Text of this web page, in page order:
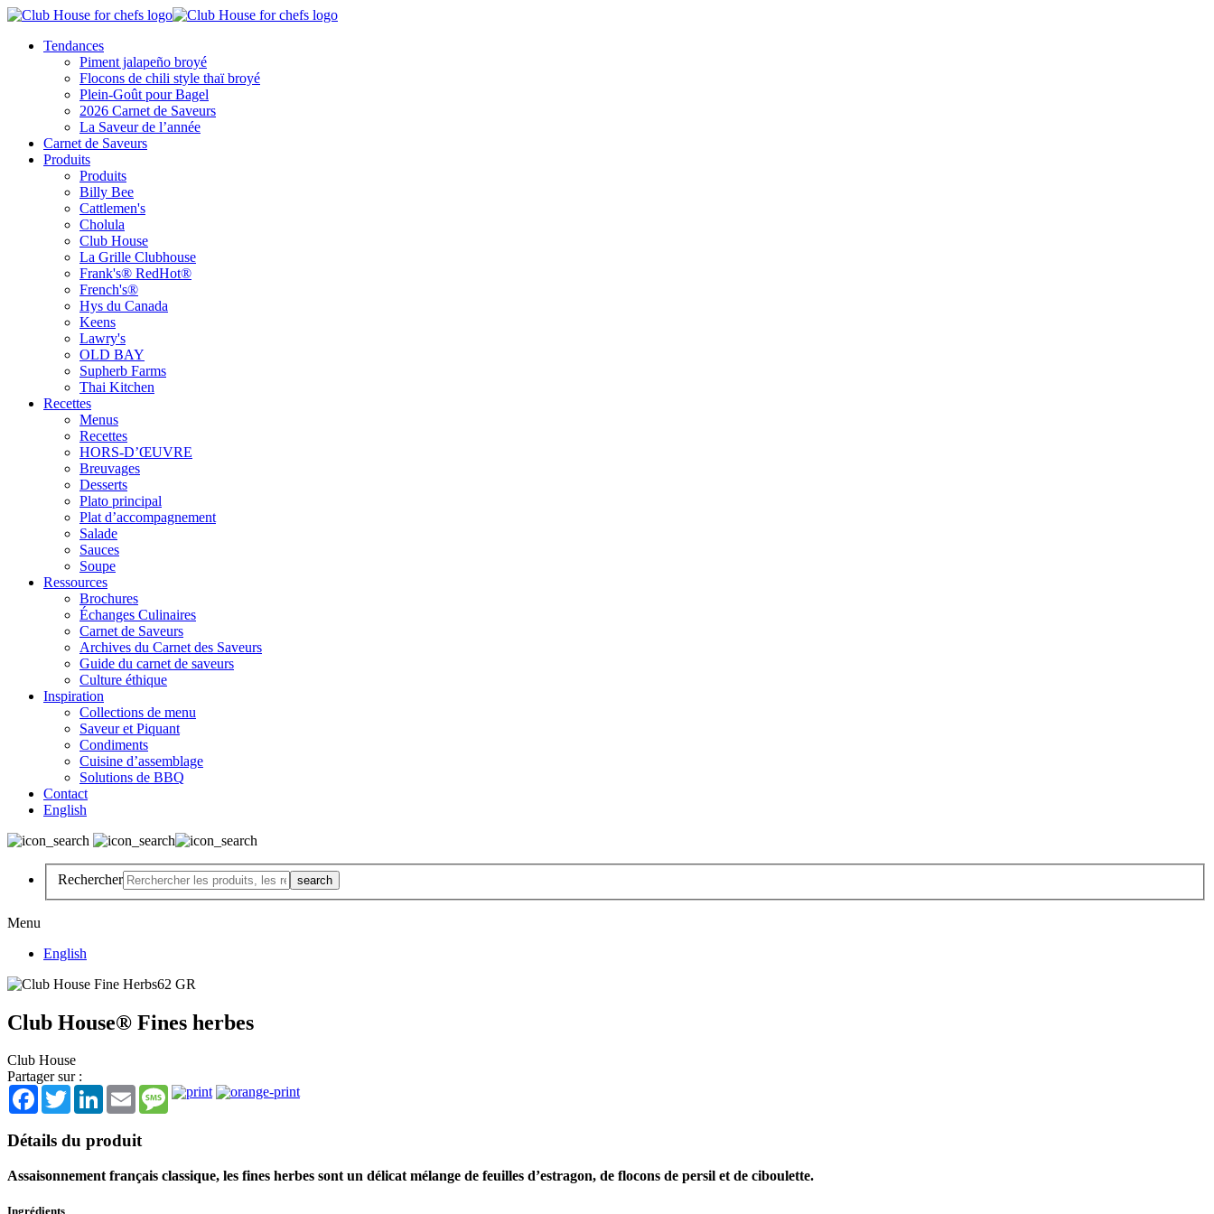
Tendances
Piment jalapeño broyé
Flocons de chili style thaï broyé
Plein-Goût pour Bagel
2026 Carnet de Saveurs
La Saveur de l’année
Carnet de Saveurs
Produits
Produits
Billy Bee
Cattlemen's
Cholula
Club House
La Grille Clubhouse
Frank's® RedHot®
French's®
Hys du Canada
Keens
Lawry's
OLD BAY
Supherb Farms
Thai Kitchen
Recettes
Menus
Recettes
HORS-D’ŒUVRE
Breuvages
Desserts
Plato principal
Plat d’accompagnement
Salade
Sauces
Soupe
Ressources
Brochures
Échanges Culinaires
Carnet de Saveurs
Archives du Carnet des Saveurs
Guide du carnet de saveurs
Culture éthique
Inspiration
Collections de menu
Saveur et Piquant
Condiments
Cuisine d’assemblage
Solutions de BBQ
Contact
English
Rechercher
Menu
English
Club House® Fines herbes
Club House
Partager sur :
Facebook
TwitterLinkedInEmail Message
Détails du produit
Assaisonnement français classique, les fines herbes sont un délicat mélange de feuilles d’estragon, de flocons de persil et de ciboulette.
Ingrédients